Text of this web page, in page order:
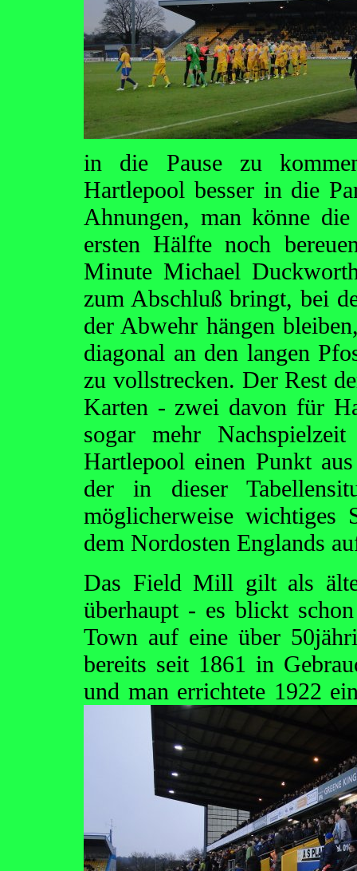
in die Pause zu
Hartlepool besser in die
Ahnungen, man könne die
ersten Hälfte noch
Minute Michael
zum Abschluß bringt, bei
der Abwehr hängen
diagonal an den langen
zu vollstrecken. Der Rest
Karten - zwei davon für
sogar mehr
Hartlepool einen Punkt
der in dieser
möglicherweise wichtiges
dem Nordosten Englands
Das Field Mill gilt als
überhaupt - es blickt
Town auf eine über
bereits seit 1861 in
und man errichtete 1922